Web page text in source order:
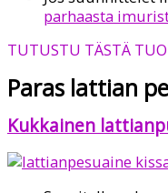
parhaasta
TUTUSTU TÄSTÄ
Paras lattian
Kukkainen